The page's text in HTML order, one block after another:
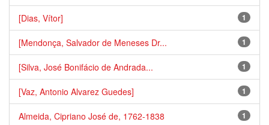
1
[Dias, Vítor]
1
[Mendonça, Salvador de Meneses Dr...
1
[Silva, José Bonifácio de Andrada...
1
[Vaz, Antonio Alvarez Guedes]
1
Almeida, Cipriano José de, 1762-1838